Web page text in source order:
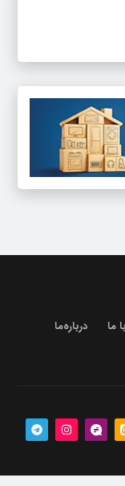
ما درباره‌‌ما